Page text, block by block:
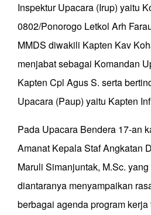
Inspektur Upacara (Irup) yaitu
0802/Ponorogo Letkol Arh
MMDS diwakili Kapten Kav
menjabat sebagai Komandan
Kapten Cpl Agus S. serta
Upacara (Paup) yaitu Kapten
Pada Upacara Bendera 17-an
Amanat Kepala Staf Angkatan
Maruli Simanjuntak, M.Sc.
diantaranya menyampaikan
berbagai agenda program